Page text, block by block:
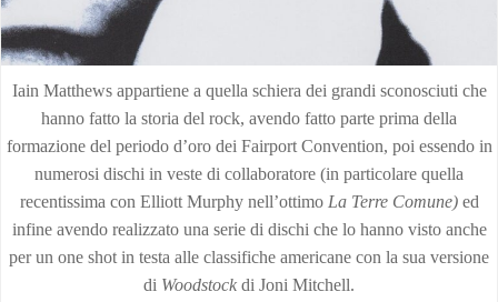
Iain Matthews appartiene a quella schiera dei grandi sconosciuti che
hanno fatto la storia del rock, avendo fatto parte prima della
formazione del periodo d’oro dei Fairport Convention, poi essendo in
numerosi dischi in veste di collaboratore (in particolare quella
recentissima con Elliott Murphy nell’ottimo La Terre Comune)ed
infine avendo realizzato una serie di dischi che lo hanno visto anche
per un one shot in testa alle classifiche americane con la sua versione
di Woodstock di Joni Mitchell.